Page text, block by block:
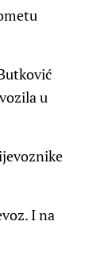
u
I na